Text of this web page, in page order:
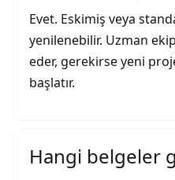
Evet. Eskimiş veya
yenilenebilir. Uzman
eder, gerekirse yeni
başlatır.
Hangi belgeler